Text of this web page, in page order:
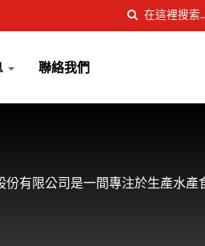
聯絡我們
有限公司是一間專注於生產水產